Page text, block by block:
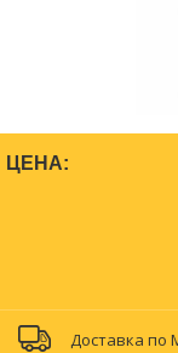
ЦЕНА:
Доставка по